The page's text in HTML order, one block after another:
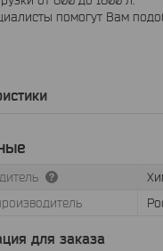
помогут Вам
для заказа